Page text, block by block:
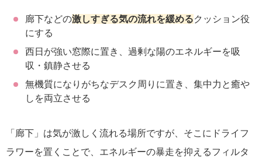
廊下などの激しすぎる気の流れを緩めるクッション役
にする
西日が強い窓際に置き、過剰な陽のエネルギーを吸
収・鎮静させる
無機質になりがちなデスク周りに置き、集中力と癒や
しを両立させる
「廊下」は気が激しく流れる場所ですが、そこにドライフ
ラワーを置くことで、エネルギーの暴走を抑えるフィルタ